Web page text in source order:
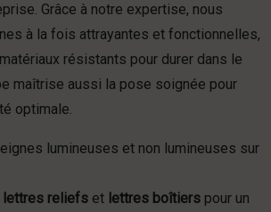
Grâce à notre expertise, nous
à la fois attrayantes et fonctionnelles,
résistants pour durer dans le
maîtrise aussi la pose soignée pour
optimale.
lumineuses et non lumineuses sur
lettres reliefs et lettres boîtiers pour un